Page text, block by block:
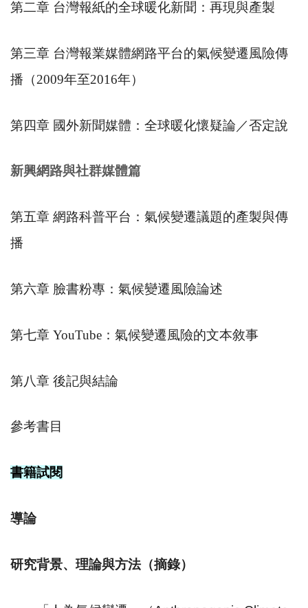
第二章 台灣報紙的全球暖化新聞：再現與產製
第三章 台灣報業媒體網路平台的氣候變遷風險傳
播（2009年至2016年）
第四章 國外新聞媒體：全球暖化懷疑論／否定說
新興網路與社群媒體篇
第五章 網路科普平台：氣候變遷議題的產製與傳
播
第六章 臉書粉專：氣候變遷風險論述
第七章 YouTube ：氣候變遷風險的文本敘事
第八章 後記與結論
參考書目
書籍試閱
導論
研究背景、理論與方法（摘錄）